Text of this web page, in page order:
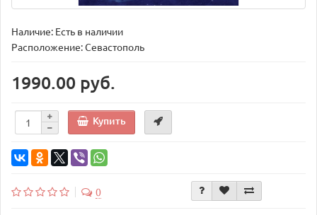
Наличие: Есть в наличии
Расположение: Севастополь
1990.00 руб.
Купить
0